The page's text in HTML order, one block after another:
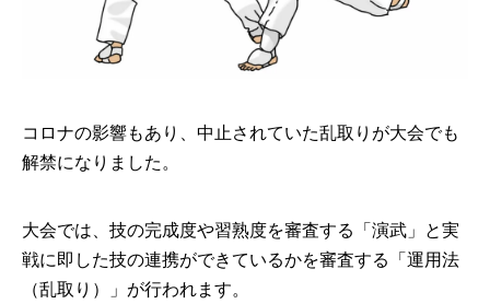
コロナの影響もあり、中止されていた乱取りが大会でも
解禁になりました。
大会では、技の完成度や習熟度を審査する「演武」と実
戦に即した技の連携ができているかを審査する「運用法
（乱取り）」が行われます。